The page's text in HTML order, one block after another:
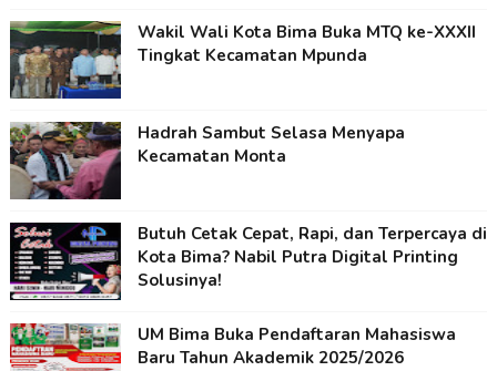
Wakil Wali Kota Bima Buka MTQ ke-XXXII
Tingkat Kecamatan Mpunda
Hadrah Sambut Selasa Menyapa
Kecamatan Monta
Butuh Cetak Cepat, Rapi, dan Terpercaya di
Kota Bima? Nabil Putra Digital Printing
Solusinya!
UM Bima Buka Pendaftaran Mahasiswa
Baru Tahun Akademik 2025/2026